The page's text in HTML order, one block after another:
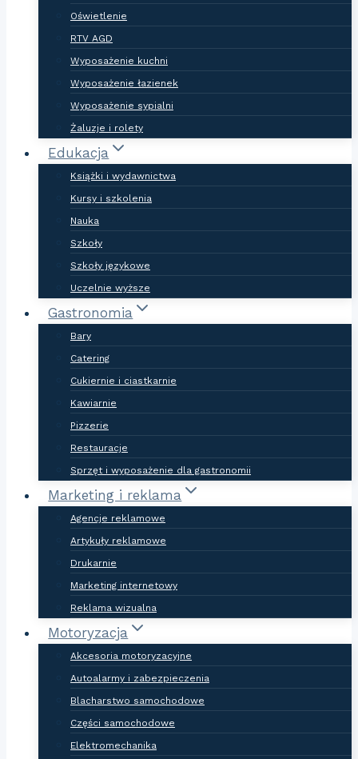
Oświetlenie
RTV AGD
Wyposażenie kuchni
Wyposażenie łazienek
Wyposażenie sypialni
Żaluzje i rolety
Edukacja
Książki i wydawnictwa
Kursy i szkolenia
Nauka
Szkoły
Szkoły językowe
Uczelnie wyższe
Gastronomia
Bary
Catering
Cukiernie i ciastkarnie
Kawiarnie
Pizzerie
Restauracje
Sprzęt i wyposażenie dla gastronomii
Marketing i reklama
Agencje reklamowe
Artykuły reklamowe
Drukarnie
Marketing internetowy
Reklama wizualna
Motoryzacja
Akcesoria motoryzacyjne
Autoalarmy i zabezpieczenia
Blacharstwo samochodowe
Części samochodowe
Elektromechanika